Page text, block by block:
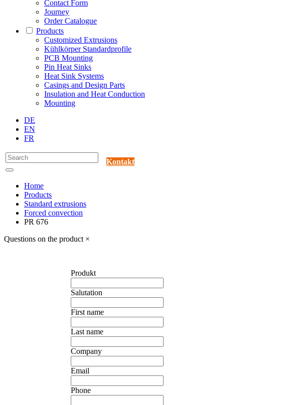
Contact Form
Journey
Order Catalogue
Products
Customized Extrusions
Kühlkörper Standardprofile
PCB Mounting
Pin Heat Sinks
Heat Sink Systems
Casings and Design Parts
Insulation and Heat Conduction
Mounting
DE
EN
FR
Kontakt
Home
Products
Standard extrusions
Forced convection
PR 676
Questions on the product ×
Produkt
Salutation
First name
Last name
Company
Email
Phone